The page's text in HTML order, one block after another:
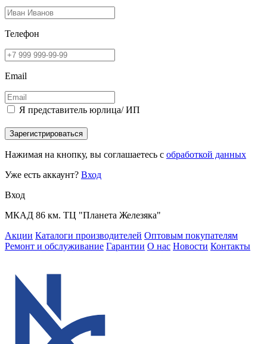
Телефон
Email
Я представитель юрлица/ ИП
Зарегистрироваться
Нажимая на кнопку, вы соглашаетесь с обработкой данных
Уже есть аккаунт? Вход
Вход
МКАД 86 км. ТЦ "Планета Железяка"
Акции Каталоги производителей Оптовым покупателям
Ремонт и обслуживание Гарантии О нас Новости Контакты